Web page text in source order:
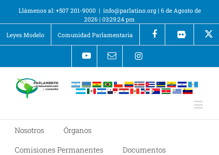
Llámenos al: +507 201-9000 | info@parlatino.org| 6 de Agosto de
2026| 03:29:24 pm
Leyes Modelo
Comunidad Parlamentaria +
Nosotros
Órganos
Comisiones Permanentes
Documentos